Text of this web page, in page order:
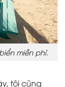
miễn phí.
tôi cũng